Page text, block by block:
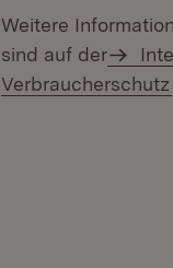
Weitere
sind auf der
Verbraucherschutz